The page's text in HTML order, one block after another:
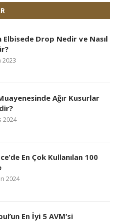
Elbisede Drop Nedir ve Nasıl
2023
Ağır Kusurlar
2024
En Çok Kullanılan 100
2024
En İyi 5 AVM’si